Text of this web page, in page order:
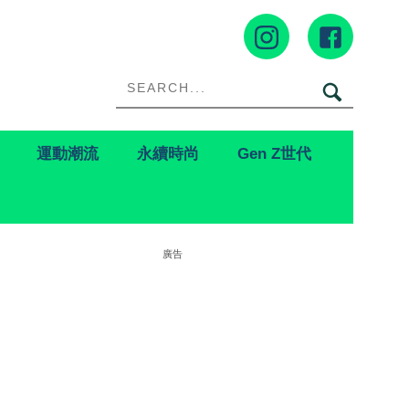
運動潮流 永續時尚 Gen Z世代
廣告